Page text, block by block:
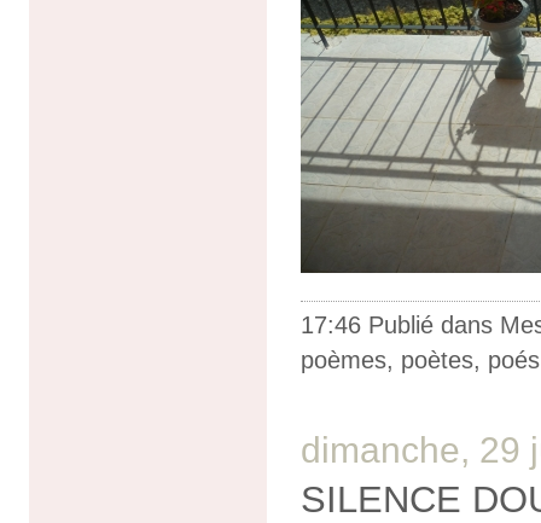
17:46 Publié dans
poèmes, poètes,
dimanche, 29
SILENCE